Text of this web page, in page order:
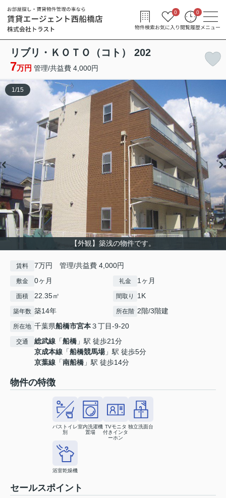
物件検索お気に入り
0
閲覧履歴
0
メニュー
リブリ・ＫＯＴＯ（コト） 202
7万円 管理/共益費 4,000円
【外観】築浅の物件です。
1/15
賃料 7万円 管理/共益費 4,000円
敷金 0ヶ月 礼金 1ヶ月
面積 22.35㎡ 間取り 1K
築年数 築14年 所在階 2階/3階建
所在地 千葉県船橋市宮本３丁目-9-20
交通 総武線 「船橋 」駅 徒歩21分
京成本線 「船橋競馬場」駅 徒歩5分
京葉線 「南船橋 」駅 徒歩14分
物件の特徴
バストイレ
別
室内洗濯機
置場
TVモニタ
付きインタ
ーホン
独立洗面台
浴室乾燥機
セールスポイント